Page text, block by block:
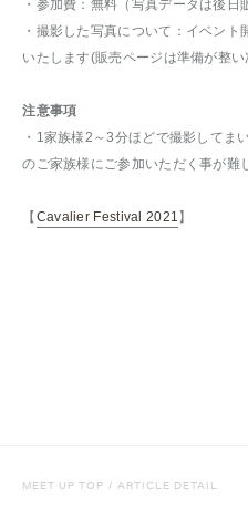
・参加費：無料（写真データは後日
・撮影した写真について：イベン
いたします(販売ページは準備が整
注意事項
・1家族様2～3分ほどで撮影してま
のご家族様にご参加いただく事が難
【 Cavalier Festival 2021 】
MEET UP TOP / ARTICLE DETAIL